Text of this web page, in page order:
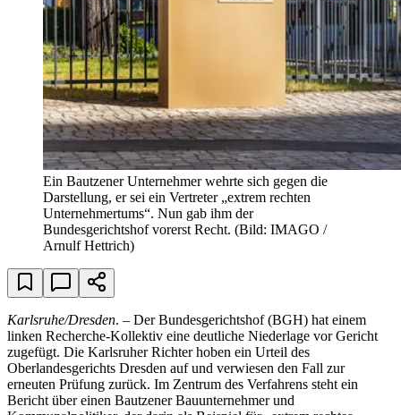
Ein Bautzener Unternehmer wehrte sich gegen die
Darstellung, er sei ein Vertreter „extrem rechten
Unternehmertums“. Nun gab ihm der
Bundesgerichtshof vorerst Recht. (Bild: IMAGO /
Arnulf Hettrich)
Karlsruhe/Dresden. – Der Bundesgerichtshof (BGH) hat einem
linken Recherche-Kollektiv eine deutliche Niederlage vor Gericht
zugefügt. Die Karlsruher Richter hoben ein Urteil des
Oberlandesgerichts Dresden auf und verwiesen den Fall zur
erneuten Prüfung zurück. Im Zentrum des Verfahrens steht ein
Bericht über einen Bautzener Bauunternehmer und